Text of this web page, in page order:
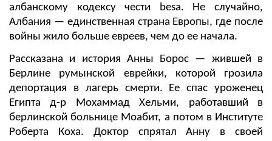
албанскому кодексу чести besa. Не случайно,
Албания — единственная страна Европы, где после
войны жило больше евреев, чем до ее начала.
Рассказана и история Анны Борос — жившей в
Берлине румынской еврейки, которой грозила
депортация в лагерь смерти. Ее спас уроженец
Египта д-р Мохаммад Хельми, работавший в
берлинской больнице Моабит, а потом в Институте
Роберта Коха. Доктор спрятал Анну в своей